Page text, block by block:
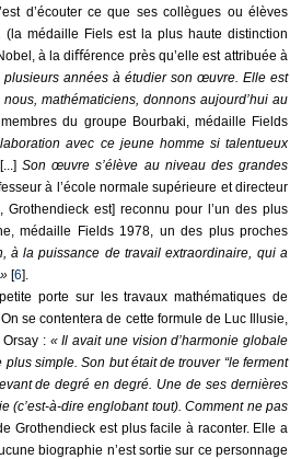
d’écouter ce que ses collègues ou élèves
médaille Fiels est la plus haute distinction
à la diﬀérence près qu’elle est attribuée à
plusieurs années à étudier son œuvre. Elle est
mathématiciens, donnons aujourd’hui au
du groupe Bourbaki, médaille Fields
avec ce jeune homme si talentueux
[...] Son œuvre s’élève au niveau des grandes
à l’école normale supérieure et directeur
est] reconnu pour l’un des plus
médaille Fields 1978, un des plus proches
à la puissance de travail extraordinaire, qui a
» [6].
porte sur les travaux mathématiques de
se contentera de cette formule de Luc Illusie,
: « Il avait une vision d’harmonie globale
simple. Son but était de trouver “le ferment
de degré en degré. Une de ses dernières
(c’est-à-dire englobant tout). Comment ne pas
Grothendieck est plus facile à raconter. Elle a
biographie n’est sortie sur ce personnage